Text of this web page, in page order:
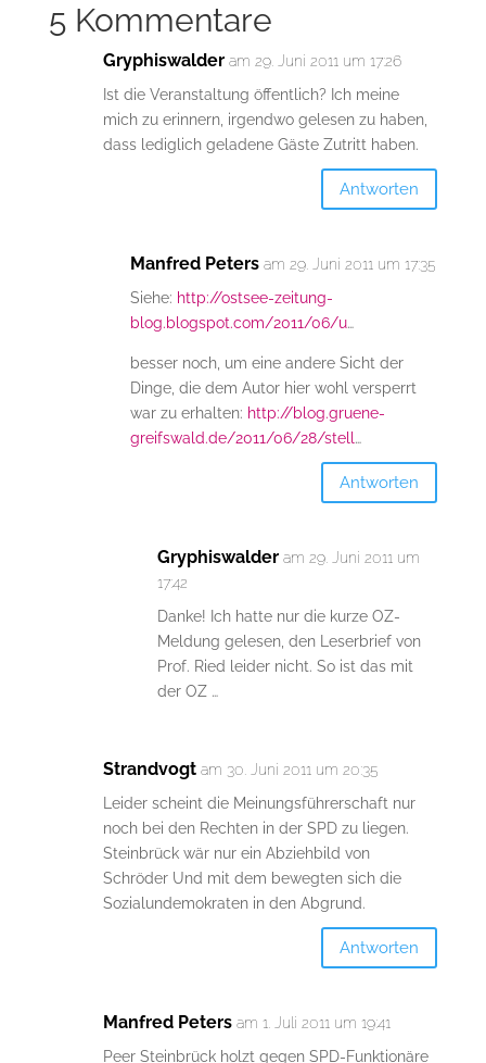
5 Kommentare
Gryphiswalder am 29. Juni 2011 um 17:26
Ist die Veranstaltung öffentlich? Ich meine
mich zu erinnern, irgendwo gelesen zu haben,
dass lediglich geladene Gäste Zutritt haben.
Antworten
Manfred Peters am 29. Juni 2011 um 17:35
Siehe: http://ostsee-zeitung-
blog.blogspot.com/2011/06/u…
besser noch, um eine andere Sicht der
Dinge, die dem Autor hier wohl versperrt
war zu erhalten: http://blog.gruene-
greifswald.de/2011/06/28/stell …
Antworten
Gryphiswalder am 29. Juni 2011 um
17:42
Danke! Ich hatte nur die kurze OZ-
Meldung gelesen, den Leserbrief von
Prof. Ried leider nicht. So ist das mit
der OZ …
Strandvogt am 30. Juni 2011 um 20:35
Leider scheint die Meinungsführerschaft nur
noch bei den Rechten in der SPD zu liegen.
Steinbrück wär nur ein Abziehbild von
Schröder Und mit dem bewegten sich die
Sozialundemokraten in den Abgrund.
Antworten
Manfred Peters am 1. Juli 2011 um 19:41
Peer Steinbrück holzt gegen SPD-Funktionäre